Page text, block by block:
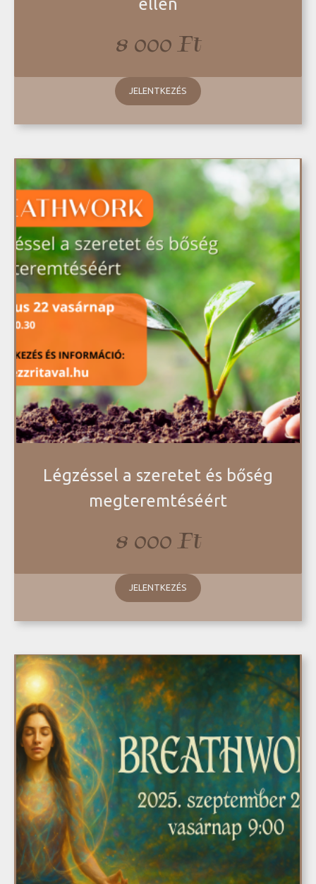
ellen
8 000Ft
JELENTKEZÉS
Légzéssel a szeretet és bőség
megteremtéséért
8 000Ft
JELENTKEZÉS